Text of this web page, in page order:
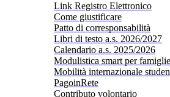
Link Registro Elettronico
Come giustificare
Patto di corresponsabilità
Libri di testo a.s. 2026/2027
Calendario a.s. 2025/2026
Modulistica smart per famiglie
Mobilità internazionale
PagoinRete
Contributo volontario